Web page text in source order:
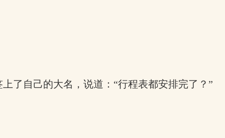
了自己的大名，说道：“行程表都安排完了？”